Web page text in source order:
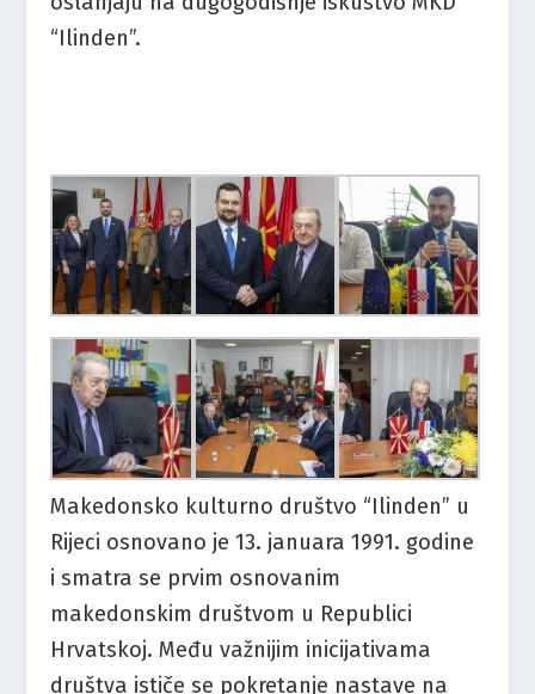
“Ilinden”.
Makedonsko kulturno društvo “Ilinden” u
Rijeci osnovano je 13. januara 1991. godine
i smatra se prvim osnovanim
makedonskim društvom u Republici
Hrvatskoj. Među važnijim inicijativama
društva ističe se pokretanje nastave na